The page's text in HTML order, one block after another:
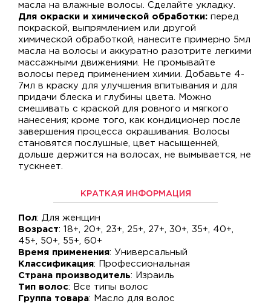
масла на влажные волосы. Сделайте укладку.
Для окраски и химической обработки: перед
покраской, выпрямлением или другой
химической обработкой, нанесите примерно 5мл
масла на волосы и аккуратно разотрите легкими
массажными движениями. Не промывайте
волосы перед применением химии. Добавьте 4-
7мл в краску для улучшения впитывания и для
придачи блеска и глубины цвета. Можно
смешивать с краской для ровного и мягкого
нанесения; кроме того, как кондиционер после
завершения процесса окрашивания. Волосы
становятся послушные, цвет насыщенней,
дольше держится на волосах, не вымывается, не
тускнеет.
КРАТКАЯ ИНФОРМАЦИЯ
Пол: Для женщин
Возраст: 18+, 20+, 23+, 25+, 27+, 30+, 35+, 40+,
45+, 50+, 55+, 60+
Время применения: Универсальный
Классификация: Профессиональная
Страна производитель: Израиль
Тип волос: Все типы волос
Группа товара: Масло для волос